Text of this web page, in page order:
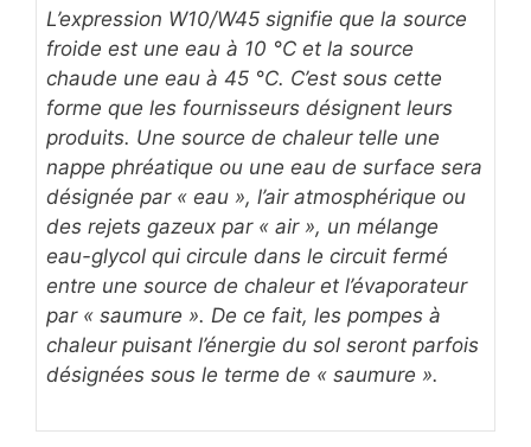
L’expression W10/W45 signifie que la source
froide est une eau à 10 °C et la source
chaude une eau à 45 °C. C’est sous cette
forme que les fournisseurs désignent leurs
produits. Une source de chaleur telle une
nappe phréatique ou une eau de surface sera
désignée par « eau », l’air atmosphérique ou
des rejets gazeux par « air », un mélange
eau-glycol qui circule dans le circuit fermé
entre une source de chaleur et l’évaporateur
par « saumure ». De ce fait, les pompes à
chaleur puisant l’énergie du sol seront parfois
désignées sous le terme de « saumure ».